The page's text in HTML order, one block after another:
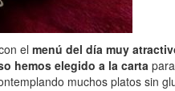
el menú del día muy
hemos elegido a la carta
muchos platos sin